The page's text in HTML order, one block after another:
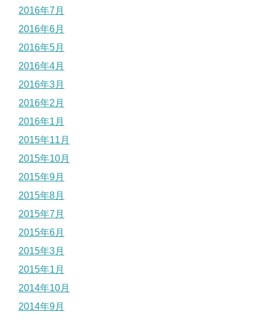
2016年7月
2016年6月
2016年5月
2016年4月
2016年3月
2016年2月
2016年1月
2015年11月
2015年10月
2015年9月
2015年8月
2015年7月
2015年6月
2015年3月
2015年1月
2014年10月
2014年9月